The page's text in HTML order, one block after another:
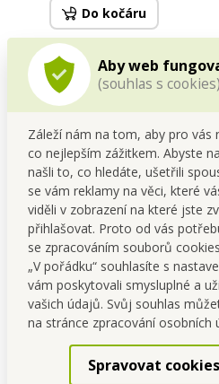
Aby web
(souhlas s cookies)
Záleží nám na tom, aby pro vás
co nejlepším zážitkem. Abyste
našli to, co hledáte, ušetřili
se vám reklamy na věci, které
viděli v zobrazení na které jste
přihlašovat. Proto od vás
se zpracováním souborů
„V pořádku“ souhlasíte s
vám poskytovali smysluplné a
vašich údajů. Svůj souhlas
na stránce zpracování osobních
Spravovat cookies
Do kočáru
Skladem
NOVINKA
OSTEO COMPLEX | vápník +
D3 + K2 MK-7 | podpora
kostí, zubů & svalů | 90
kapslí | 67 g
Cena pro tebe
349,00 Kč
Do kočáru
Skladem